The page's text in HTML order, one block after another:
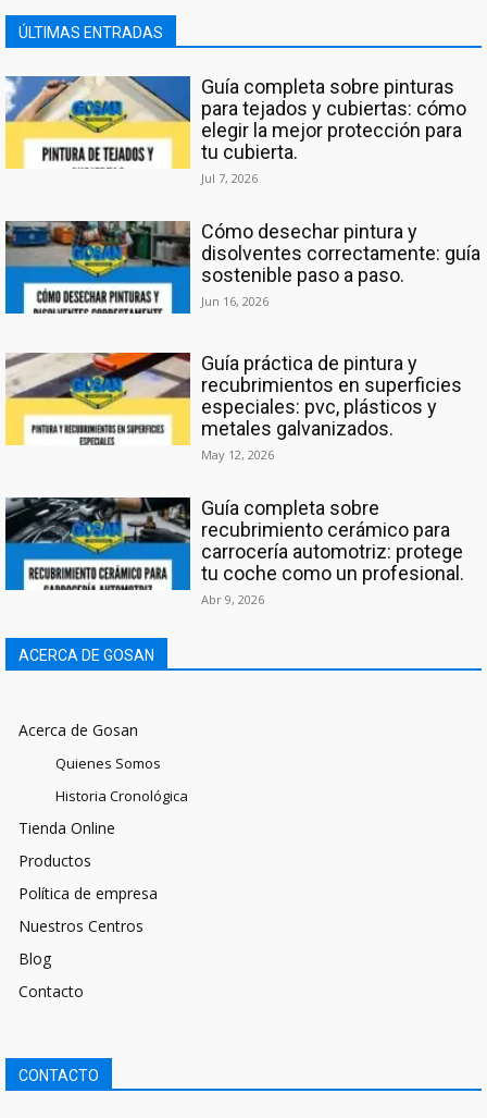
ÚLTIMAS ENTRADAS
Guía completa sobre pinturas
para tejados y cubiertas: cómo
elegir la mejor protección para
tu cubierta.
Jul 7, 2026
Cómo desechar pintura y
disolventes correctamente: guía
sostenible paso a paso.
Jun 16, 2026
Guía práctica de pintura y
recubrimientos en superficies
especiales: pvc, plásticos y
metales galvanizados.
May 12, 2026
Guía completa sobre
recubrimiento cerámico para
carrocería automotriz: protege
tu coche como un profesional.
Abr 9, 2026
ACERCA DE GOSAN
Acerca de Gosan
Quienes Somos
Historia Cronológica
Tienda Online
Productos
Política de empresa
Nuestros Centros
Blog
Contacto
CONTACTO